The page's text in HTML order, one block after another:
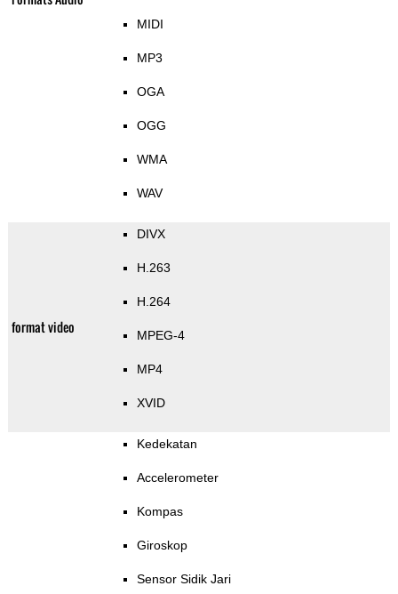
MIDI
MP3
OGA
OGG
WMA
WAV
format video
DIVX
H.263
H.264
MPEG-4
MP4
XVID
Kedekatan
Accelerometer
Kompas
Giroskop
Sensor Sidik Jari